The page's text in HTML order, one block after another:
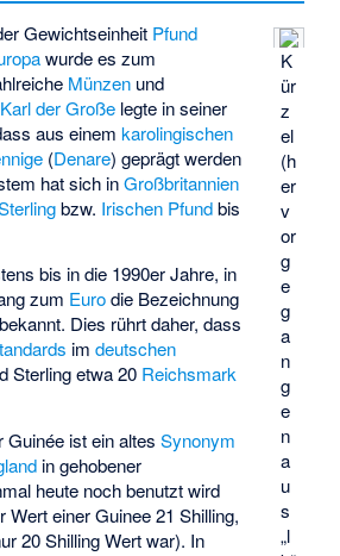
K
ür
z
el
(h
er
v
or
g
e
g
a
n
g
e
n
a
u
s
„l
Gewichtseinheit Pfund
wurde es zum
Münzen und
Karl der Große legte in seiner
aus einemkarolingischen
(Denare) geprägt werden
hat sich inGroßbritannien
bzw. Irischen Pfundbis
bis in die 1990er Jahre, in
zum Eurodie Bezeichnung
bekannt. Dies rührt daher, dass
imdeutschen
Sterling etwa 20 Reichsmark
Guinée ist ein altesSynonym
in gehobener
heute noch benutzt wird
Wert einer Guinee 21 Shilling,
20 Shilling Wert war). In